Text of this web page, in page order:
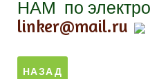
НАМ по
linker@mail.ru